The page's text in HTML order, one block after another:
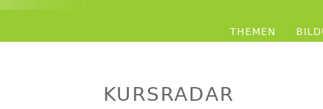
THEMEN
KURSRADAR